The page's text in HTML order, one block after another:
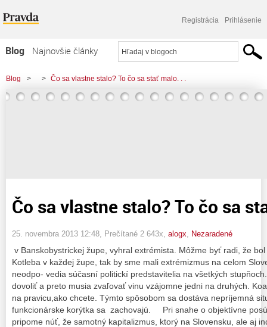
Registrácia Prihlásenie
Blog
Najnovšie články
Najčítanejšie články
Najkomentovanejšie články
Blog > > Čo sa vlastne stalo? To čo sa stať malo. . .
Čo sa vlastne stalo? To čo sa
25. novembra 2013 12:48 , Prečítané 2 643x, alogx Nezaradené
v Banskobystrickej župe, vyhral extrémista. Môžme byť radi, že
Kotleba v každej župe, tak by sme mali extrémizmus na celom
neodpo- vedia súčasní politickí predstavitelia na všetkých
dovoliť a preto musia zvaľovať vinu vzájomne jedni na druhých.
na pravicu,ako chcete. Týmto spôsobom sa dostáva nepríjemná
funkcionárske korýtka sa zachovajú. Pri snahe o objektívne
pripome núť, že samotný kapitalizmus, ktorý na Slovensku, ale aj